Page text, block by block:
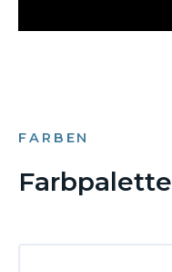
FARBEN
Farbpalette